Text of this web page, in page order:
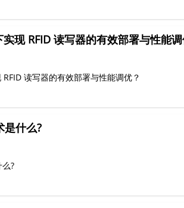
现 RFID 读写器的有效部署与性能调
读写器的有效部署与性能调优？
是什么?
?